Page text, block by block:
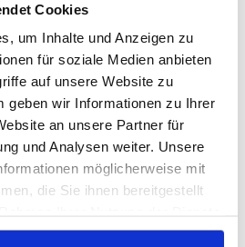
Cookies
um Inhalte und Anzeigen zu
für soziale Medien anbieten
auf unsere Website zu
geben wir Informationen zu Ihrer
an unsere Partner für
und Analysen weiter. Unsere
möglicherweise mit
die Sie ihnen bereitgestellt
Warenkorb